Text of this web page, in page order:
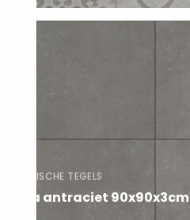
KERAMISCHE TEGELS
Cosa antraciet 90x90x3cm